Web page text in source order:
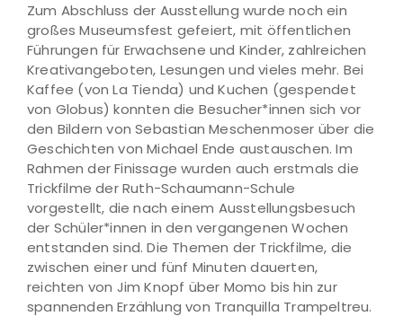
Zum Abschluss der Ausstellung wurde noch ein
großes Museumsfest gefeiert, mit öffentlichen
Führungen für Erwachsene und Kinder, zahlreichen
Kreativangeboten, Lesungen und vieles mehr. Bei
Kaffee (von La Tienda) und Kuchen (gespendet
von Globus) konnten die Besucher*innen sich vor
den Bildern von Sebastian Meschenmoser über die
Geschichten von Michael Ende austauschen. Im
Rahmen der Finissage wurden auch erstmals die
Trickfilme der Ruth-Schaumann-Schule
vorgestellt, die nach einem Ausstellungsbesuch
der Schüler*innen in den vergangenen Wochen
entstanden sind. Die Themen der Trickfilme, die
zwischen einer und fünf Minuten dauerten,
reichten von Jim Knopf über Momo bis hin zur
spannenden Erzählung von Tranquilla Trampeltreu.